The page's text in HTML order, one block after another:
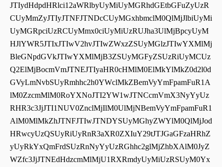
JTIydHdpdHRlci12aWRlbyUyMiUyMGRhdGEtbGFuZyUzR
CUyMmZyJTIyJTNFJTNDcCUyMGxhbmclM0QlMjJlbiUyMi
UyMGRpciUzRCUyMmx0ciUyMiUzRUJha3UlMjBpcyUyM
HJlYWR5JTIxJTIwV2hvJTIwZWxzZSUyMGlzJTIwYXMlMj
BleGNpdGVkJTIwYXMlMjB3ZSUyMGFyZSUzRiUyMCUz
Q2ElMjBocmVmJTNEJTIyaHR0cHMlM0ElMkYlMkZ0d2l0d
GVyLmNvbSUyRmhhc2h0YWclMkZBemVyYmFpamFuR1A
lM0ZzcmMlM0RoYXNoJTI2YW1wJTNCcmVmX3NyYyUz
RHR3c3JjJTI1NUV0ZnclMjIlM0UlMjNBemVyYmFpamFuR1
AlM0MlMkZhJTNFJTIwJTNDYSUyMGhyZWYlM0QlMjJod
HRwcyUzQSUyRiUyRnR3aXR0ZXIuY29tJTJGaGFzaHRhZ
yUyRkYxQmFrdSUzRnNyYyUzRGhhc2glMjZhbXAlM0JyZ
WZfc3JjJTNEdHdzcmMlMjU1RXRmdyUyMiUzRSUyM0Yx